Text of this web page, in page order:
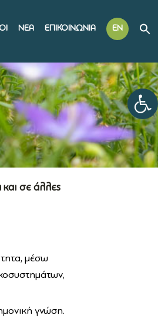
ΝΕΑ ΕΠΙΚΟΙΝΩΝΙΑ EN
σε άλλες
μέσω
γνώση.